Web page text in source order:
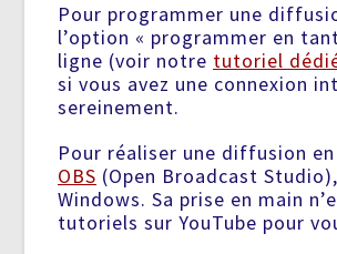
Pour programmer une
l’option « programmer en
ligne (voir notre tutoriel
si vous avez une connexion
sereinement.
Pour réaliser une diffusion
OBS (Open Broadcast
Windows. Sa prise en main
tutoriels sur YouTube pour